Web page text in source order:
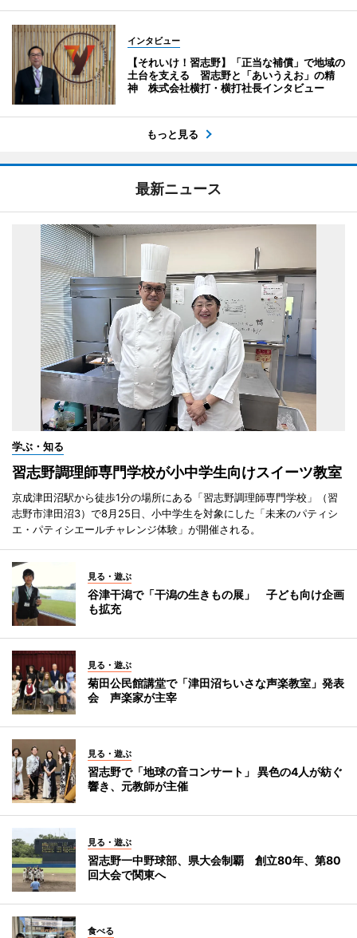
インタビュー
【それいけ！習志野】「正当な補償」で地域の
土台を支える 習志野と「あいうえお」の精
神 株式会社横打・横打社長インタビュー
もっと見る
最新ニュース
学ぶ・知る
習志野調理師専門学校が小中学生向けスイーツ教室
京成津田沼駅から徒歩1分の場所にある「習志野調理師専門学校」（習
志野市津田沼3）で8月25日、小中学生を対象にした「未来のパティシ
エ・パティシエールチャレンジ体験」が開催される。
見る・遊ぶ
谷津干潟で「干潟の生きもの展」 子ども向け企画
も拡充
見る・遊ぶ
菊田公民館講堂で「津田沼ちいさな声楽教室」発表
会 声楽家が主宰
見る・遊ぶ
習志野で「地球の音コンサート」 異色の4人が紡ぐ
響き、元教師が主催
見る・遊ぶ
習志野一中野球部、県大会制覇 創立80年、第80
回大会で関東へ
食べる